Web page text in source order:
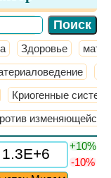
Здоровье
Криогенные
изменяющейся
+10%
-10%